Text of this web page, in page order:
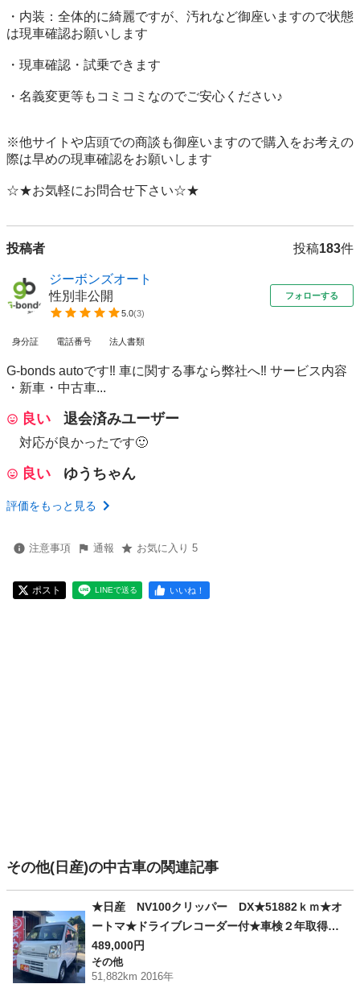
・内装：全体的に綺麗ですが、汚れなど御座いますので状態
は現車確認お願いします
・現車確認・試乗できます
・名義変更等もコミコミなのでご安心ください♪
※他サイトや店頭での商談も御座いますので購入をお考えの
際は早めの現車確認をお願いします
☆★お気軽にお問合せ下さい☆★
投稿者 投稿183件
ジーボンズオート
性別非公開
5.0(3)
フォローする
身分証 電話番号 法人書類
G-bonds autoです‼ 車に関する事なら弊社へ‼ サービス内容
・新車・中古車...
良い 退会済みユーザー
対応が良かったです🙂
良い ゆうちゃん
評価をもっと見る
注意事項 通報 お気に入り 5
ポスト LINEで送る いいね！
その他(日産)の中古車の関連記事
★日産 NV100クリッパー DX★51882ｋｍ★オ
ートマ★ドライブレコーダー付★車検２年取得渡
し+法令点検整備等★
489,000円
その他
51,882km 2016年